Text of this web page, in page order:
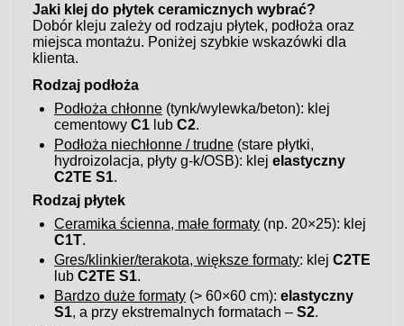
Jaki klej do płytek ceramicznych wybrać?
Dobór kleju zależy od rodzaju płytek, podłoża oraz
miejsca montażu. Poniżej szybkie wskazówki dla
klienta.
Rodzaj podłoża
Podłoża chłonne (tynk/wylewka/beton): klej
cementowyC1 lubC2.
Podłoża niechłonne / trudne (stare płytki,
hydroizolacja, płyty g-k/OSB): klejelastyczny
C2TE S1.
Rodzaj płytek
Ceramika ścienna, małe formaty (np. 20×25): klej
C1T.
Gres/klinkier/terakota, większe formaty: klejC2TE
lubC2TE S1.
Bardzo duże formaty (> 60×60 cm):elastyczny
S1, a przy ekstremalnych formatach –S2.